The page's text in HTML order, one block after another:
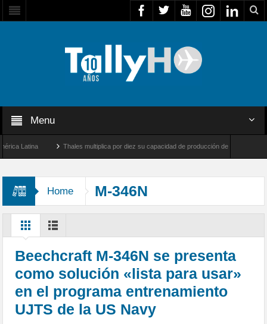
Menu
Latina Thales multiplica por diez su capacidad de producción de radares en Brasil
Home M-346N
Beechcraft M-346N se presenta
como solución «lista para usar»
en el programa entrenamiento
UJTS de la US Navy